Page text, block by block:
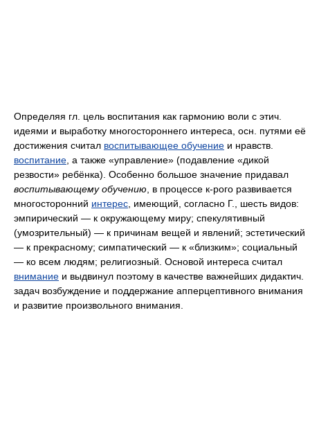
Определяя гл. цель воспитания как гармонию воли с этич.
идеями и выработку многостороннего интереса, осн. путями её
достижения считал воспитывающее обучение и нравств.
воспитание , а также «управление» (подавление «дикой
резвости» ребёнка). Особенно большое значение придавал
воспитывающему обучению , в процессе к-рого развивается
многосторонний интерес , имеющий, согласно Г., шесть видов:
эмпирический — к окружающему миру; спекулятивный
(умозрительный) — к причинам вещей и явлений; эстетический
— к прекрасному; симпатический — к «близким»; социальный
— ко всем людям; религиозный. Основой интереса считал
внимание и выдвинул поэтому в качестве важнейших дидактич.
задач возбуждение и поддержание апперцептивного внимания
и развитие произвольного внимания.